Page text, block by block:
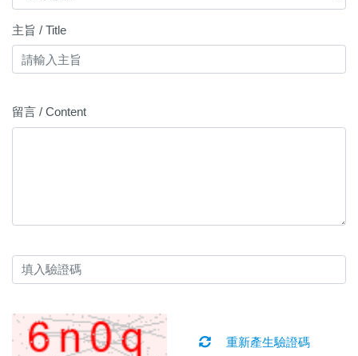
主旨 / Title
留言 / Content
重新產生驗證碼